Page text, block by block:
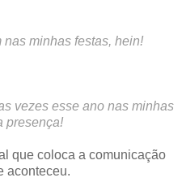
minhas festas, hein!
vezes esse ano nas minhas
presença!
que coloca a comunicação
aconteceu.